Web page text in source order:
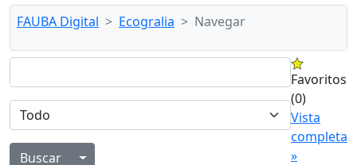
FAUBA Digital Ecogralia Navegar
Favoritos
(0)
Vista
completa
»